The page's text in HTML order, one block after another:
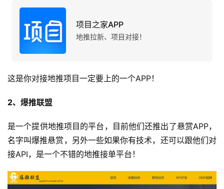
项目之家APP
地推拉新、项目对接！
这是你对接地推项目一定要上的一个APP！
2、爆推联盟
是一个提供地推项目的平台，目前他们还推出了悬赏APP，
名字叫爆推悬赏，另外一些如果你有技术，还可以跟他们对
接API，是一个不错的地推接单平台！